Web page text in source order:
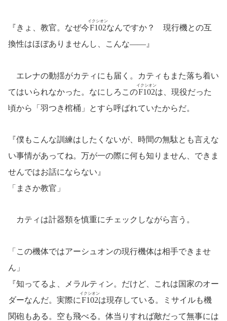
『きょ、教官。なぜ今F102
イクシオン
なんですか？ 現行機との互
換性はほぼありませんし、こんな――』
エレナの動揺がカティにも届く。カティもまた落ち着い
てはいられなかった。なにしろこのF102
イクシオン
は、現役だった
頃から「羽つき棺桶」とすら呼ばれていたからだ。
『僕もこんな訓練はしたくないが、時間の無駄とも言えな
い事情があってね。万が一の際に何も知りません、できま
せんではお話にならない』
「まさか教官」
カティは計器類を慎重にチェックしながら言う。
「この機体ではアーシュオンの現行機体は相手できませ
ん」
『知ってるよ、メラルティン。だけど、これは国家のオー
ダーなんだ。実際にF102
イクシオン
は現存している。ミサイルも機
関砲もある。空も飛べる。体当りすれば敵だって無事には